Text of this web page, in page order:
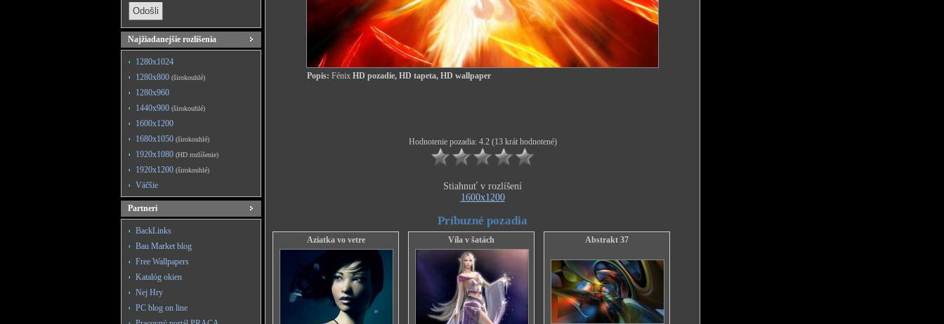
Najžiadanejšie rozlíšenia
1280x1024
1280x800 (širokouhlé)
1280x960
1440x900 (širokouhlé)
1600x1200
1680x1050 (širokouhlé)
1920x1080 (HD rozlíšenie)
1920x1200 (širokouhlé)
Väčšie
Partneri
BackLinks
Bau Market blog
Free Wallpapers
Katalóg okien
Nej Hry
PC blog on line
Popis: Fénix HD pozadie, HD tapeta, HD wallpaper
Hodnotenie pozadia: 4.2 (13 krát hodnotené)
Stiahnuť v rozlíšení
1600x1200
Príbuzné pozadia
Aziatka vo vetre Víla v šatách Abstrakt 37